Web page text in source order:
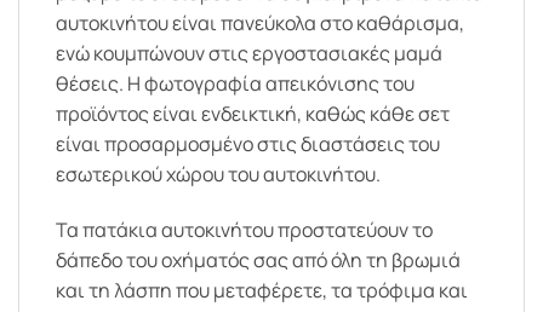
αυτοκινήτου είναι πανεύκολα στο καθάρισμα,
ενώ κουμπώνουν στις εργοστασιακές μαμά
θέσεις. Η φωτογραφία απεικόνισης του
προϊόντος είναι ενδεικτική, καθώς κάθε σετ
είναι προσαρμοσμένο στις διαστάσεις του
εσωτερικού χώρου του αυτοκινήτου.
Τα πατάκια αυτοκινήτου προστατεύουν το
δάπεδο του οχήματός σας από όλη τη βρωμιά
και τη λάσπη που μεταφέρετε, τα τρόφιμα και